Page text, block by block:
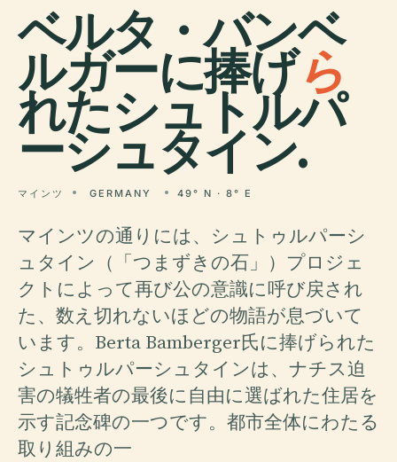
ベルタ・バンベ
ルガーに捧げら
れたシュトルパ
ーシュタイン.
マインツ GERMANY 49° N · 8° E
マインツの通りには、シュトゥルパーシ
ュタイン（「つまずきの石」）プロジェ
クトによって再び公の意識に呼び戻され
た、数え切れないほどの物語が息づいて
います。Berta Bamberger氏に捧げられた
シュトゥルパーシュタインは、ナチス迫
害の犠牲者の最後に自由に選ばれた住居を
示す記念碑の一つです。都市全体にわたる
取り組みの一